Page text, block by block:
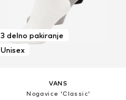
3 delno pakiranje
Unisex
VANS
Nogavice 'Classic'